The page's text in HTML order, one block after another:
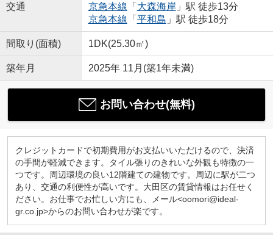
交通
京急本線 「 大森海岸 」駅 徒歩13分
京急本線 「 平和島 」駅 徒歩18分
間取り(面積) 1DK(25.30㎡)
築年月 2025年 11月(築1年未満)
お問い合わせ(無料)
クレジットカードで初期費用がお支払いいただけるので、決済
の手間が軽減できます。タイル張りのきれいな外観も特徴の一
つです。周辺環境の良い12階建ての建物です。周辺に駅が二つ
あり、交通の利便性が高いです。大田区の賃貸情報はお任せく
ださい。お仕事でお忙しい方にも、メール<oomori@ideal-
gr.co.jp>からのお問い合わせが楽です。